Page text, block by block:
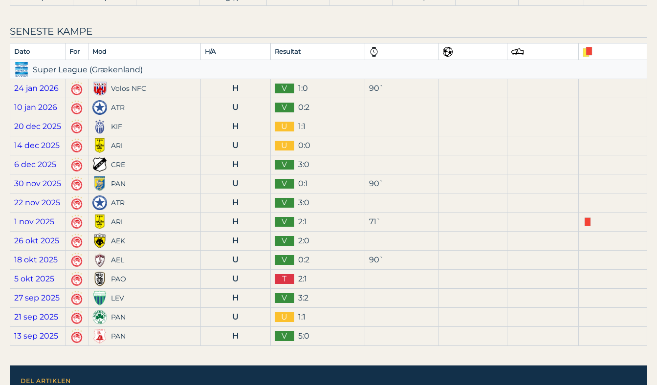
SENESTE KAMPE
Dato For Mod H/A Resultat
Super League (Grækenland)
24 jan 2026 Volos NFC H V 1:0 90`
10 jan 2026 ATR U V 0:2
20 dec 2025 KIF H U 1:1
14 dec 2025 ARI U U 0:0
6 dec 2025 CRE H V 3:0
30 nov 2025 PAN U V 0:1 90`
22 nov 2025 ATR H V 3:0
1 nov 2025 ARI H V 2:1 71`
26 okt 2025 AEK H V 2:0
18 okt 2025 AEL U V 0:2 90`
5 okt 2025 PAO U T 2:1
27 sep 2025 LEV H V 3:2
21 sep 2025 PAN U U 1:1
13 sep 2025 PAN H V 5:0
DEL ARTIKLEN